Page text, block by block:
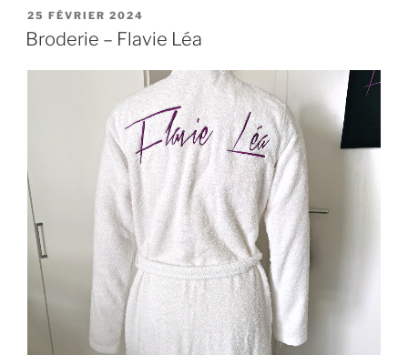
PUBLIÉ
LE
25 FÉVRIER 2024
Broderie – Flavie Léa